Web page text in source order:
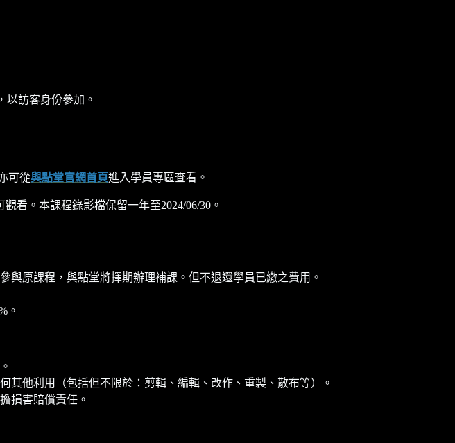
以訪客身份參加。
可從與點堂官網首頁進入學員專區查看。
看。本課程錄影檔保留一年至2024/06/30。
原課程，與點堂將擇期辦理補課。但不退還學員已繳之費用。
。
他利用（包括但不限於：剪輯、編輯、改作、重製、散布等）。
損害賠償責任。